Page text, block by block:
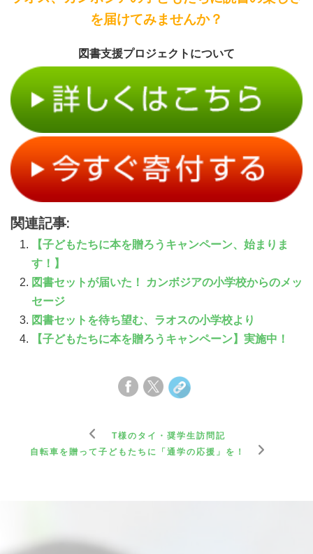
を届けてみませんか？
図書支援プロジェクトについて
関連記事:
【子どもたちに本を贈ろうキャンペーン、始まりま
す！】
図書セットが届いた！ カンボジアの小学校からのメッ
セージ
図書セットを待ち望む、ラオスの小学校より
【子どもたちに本を贈ろうキャンペーン】実施中！
T様のタイ・奨学生訪問記
自転車を贈って子どもたちに「通学の応援」を！